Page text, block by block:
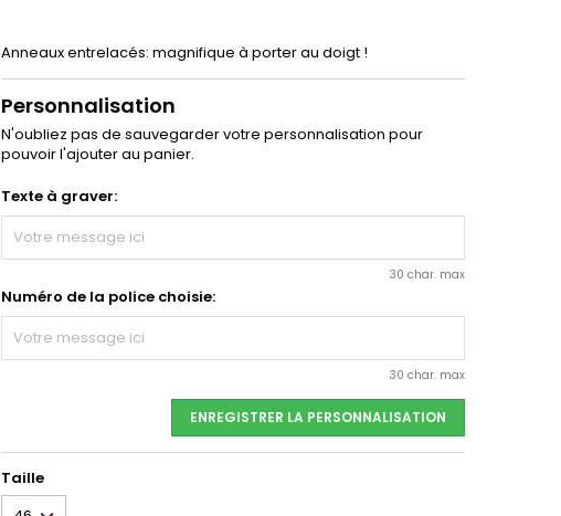
Anneaux entrelacés: magnifique à porter au doigt !
Personnalisation
N'oubliez pas de sauvegarder votre personnalisation pour
pouvoir l'ajouter au panier.
Texte à graver:
30 char. max
Numéro de la police choisie:
30 char. max
ENREGISTRER LA PERSONNALISATION
Taille